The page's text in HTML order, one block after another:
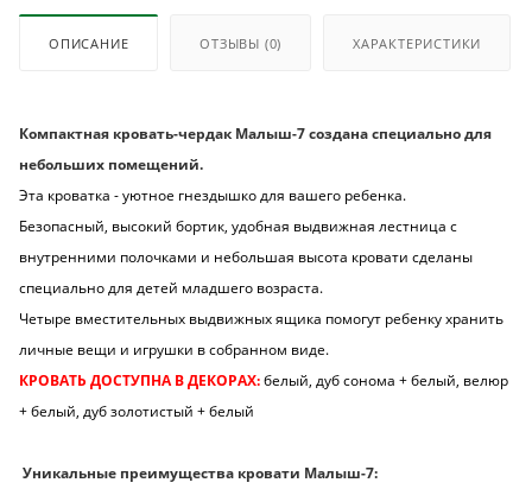
ОПИСАНИЕ ОТЗЫВЫ (0) ХАРАКТЕРИСТИКИ
Компактная кровать-чердак Малыш-7 создана специально для
небольших помещений.
Эта кроватка - уютное гнездышко для вашего ребенка.
Безопасный, высокий бортик, удобная выдвижная лестница с
внутренними полочками и небольшая высота кровати сделаны
специально для детей младшего возраста.
Четыре вместительных выдвижных ящика помогут ребенку хранить
личные вещи и игрушки в собранном виде.
КРОВАТЬ ДОСТУПНА В ДЕКОРАХ:белый, дуб сонома + белый, велюр
+ белый, дуб золотистый + белый
Уникальные преимущества кровати Малыш-7: